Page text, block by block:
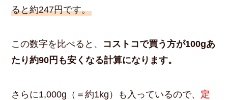
ると約247円です。
この数字を比べると、 コストコで買う方が100gあ
たり約90円も安くなる計算になります。
さらに1,000g（＝約1kg）も入っているので、 定